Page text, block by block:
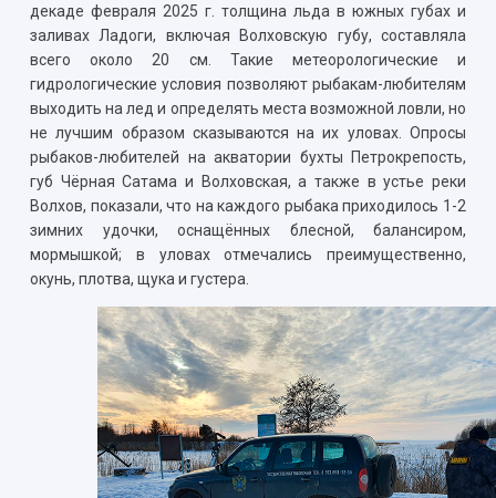
декаде февраля 2025 г. толщина льда в южных губах и
заливах Ладоги, включая Волховскую губу, составляла
всего около 20 см. Такие метеорологические и
гидрологические условия позволяют рыбакам-любителям
выходить на лед и определять места возможной ловли, но
не лучшим образом сказываются на их уловах. Опросы
рыбаков-любителей на акватории бухты Петрокрепость,
губ Чёрная Сатама и Волховская, а также в устье реки
Волхов, показали, что на каждого рыбака приходилось 1-2
зимних удочки, оснащённых блесной, балансиром,
мормышкой; в уловах отмечались преимущественно,
окунь, плотва, щука и густера.